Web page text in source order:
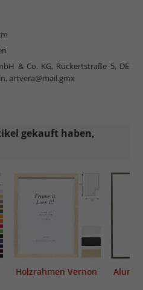
& Co. KG, Rückertstraße 5, DE
artvera@mail.gmx
gekauft haben,
Holzrahmen Vernon